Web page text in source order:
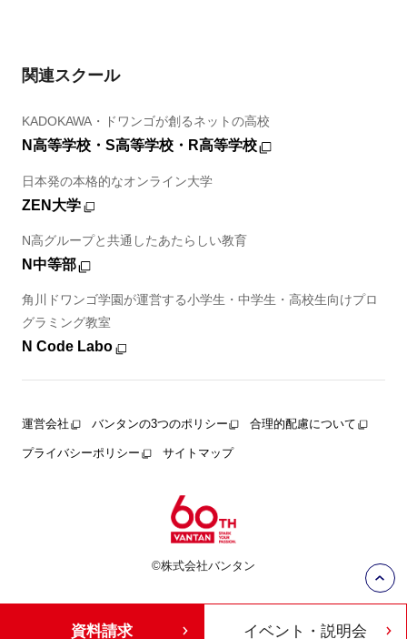
関連スクール
KADOKAWA・ドワンゴが創るネットの高校
N高等学校・S高等学校・R高等学校
日本発の本格的なオンライン大学
ZEN大学
N高グループと共通したあたらしい教育
N中等部
角川ドワンゴ学園が運営する小学生・中学生・高校生向けプロ
グラミング教室
N Code Labo
運営会社 バンタンの3つのポリシー 合理的配慮について
プライバシーポリシー サイトマップ
©株式会社バンタン
資料請求 イベント・説明会